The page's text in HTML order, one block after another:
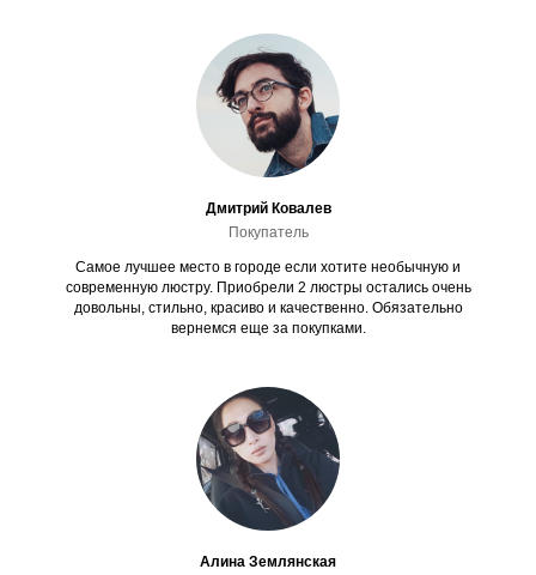
Дмитрий Ковалев
Покупатель
Самое лучшее место в городе если хотите необычную и
современную люстру. Приобрели 2 люстры остались очень
довольны, стильно, красиво и качественно. Обязательно
вернемся еще за покупками.
Алина Землянская